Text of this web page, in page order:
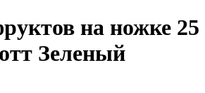
на ножке 25
Зеленый